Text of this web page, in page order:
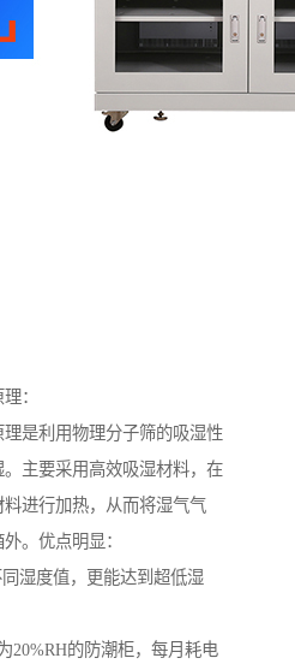
：
是利用物理分子筛的吸湿性
主要采用高效吸湿材料，在
进行加热，从而将湿气气
。优点明显：
湿度值，更能达到超低湿
20%RH的防潮柜，每月耗电